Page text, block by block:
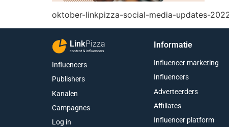
oktober-linkpizza-social-media-updates-
LinkPizza
content & influencers
Influencers
Publishers
Kanalen
Campagnes
Log in
Informatie
Influencer marketing
Influencers
Adverteerders
Affiliates
Influencer platform